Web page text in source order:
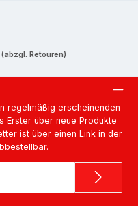
Retouren)
regelmäßig erscheinenden
Erster über neue Produkte
ist über einen Link in der